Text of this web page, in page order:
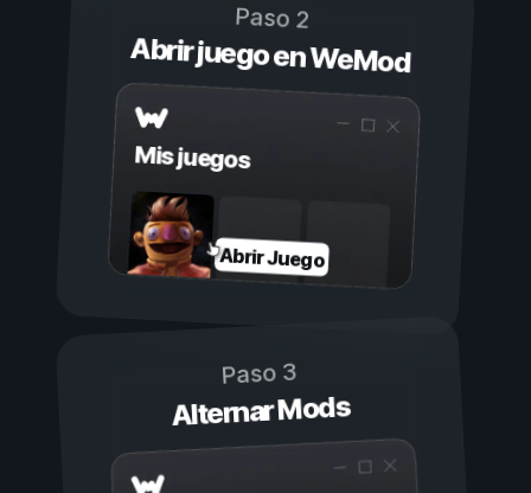
Paso 2
Abrir juego en WeMod
Mis juegos
Abrir Juego
Paso 3
Alternar Mods